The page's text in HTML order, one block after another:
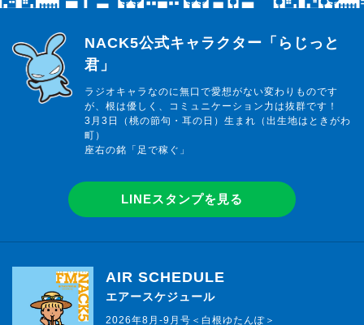
らじっと君
NACK5公式キャラクター「らじっと
君」
ラジオキャラなのに無口で愛想がない変わりものです
が、根は優しく、コミュニケーション力は抜群です！
3月3日（桃の節句・耳の日）生まれ（出生地はときがわ
町）
座右の銘「足で稼ぐ」
LINEスタンプを見る
AIR SCHEDULE
エアースケジュール
2026年8月-9月号＜白根ゆたんぽ＞